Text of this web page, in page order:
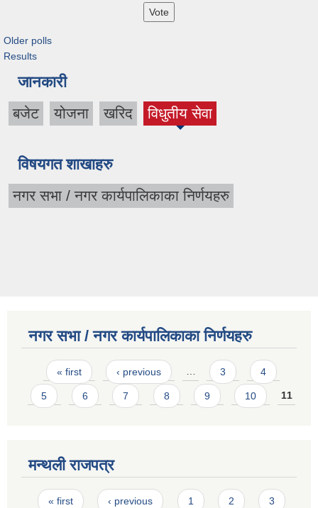
Older polls
Results
जानकारी
बजेट योजना खरिद विधुतीय सेवा
विषयगत शाखाहरु
नगर सभा / नगर कार्यपालिकाका निर्णयहरु
नगर सभा / नगर कार्यपालिकाका निर्णयहरु
Pages
« first ‹ previous … 3 4
5 6 7 8 9 10 11
मन्थली राजपत्र
Pages
« first ‹ previous 1 2 3